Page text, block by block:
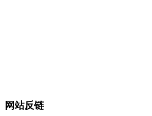
网站反链